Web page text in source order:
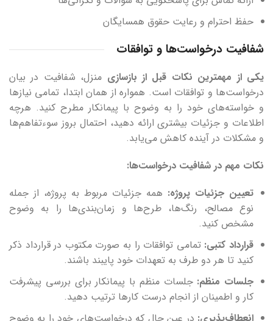
حفظ احترام و رعایت حقوق همسایگان
شفافیت درخواست‌ها و توافقات
یکی از مهمترین نکات قبل از بازسازی منزل، شفافیت در بیان
درخواست‌ها و توافقات است. همواره از همان ابتدا، تمامی نیازها
و خواسته‌های خود را به وضوح با پیمانکار مطرح کنید. هرچه
اطلاعات و جزئیات بیشتری ارائه دهید، احتمال بروز سوءتفاهم‌ها
و مشکلات در آینده کاهش می‌یابد.
نکات مهم در شفافیت درخواست‌ها:
تعیین جزئیات پروژه: همه جزئیات مربوط به پروژه، از جمله
نوع مصالح، رنگ‌ها، طرح‌ها و زمان‌بندی‌ها را به وضوح
مشخص کنید.
قرارداد کتبی: تمامی توافقات را به صورت مکتوب در قرارداد ذکر
کنید تا هر دو طرف به تعهدات خود پایبند باشند.
جلسات منظم: جلسات منظم با پیمانکار برای بررسی پیشرفت
کار و اطمینان از انجام درست کارها ترتیب دهید.